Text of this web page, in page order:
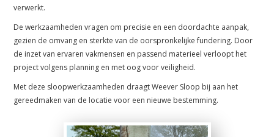
verwerkt.
De werkzaamheden vragen om precisie en een doordachte aanpak,
gezien de omvang en sterkte van de oorspronkelijke fundering. Door
de inzet van ervaren vakmensen en passend materieel verloopt het
project volgens planning en met oog voor veiligheid.
Met deze sloopwerkzaamheden draagt Weever Sloop bij aan het
gereedmaken van de locatie voor een nieuwe bestemming.